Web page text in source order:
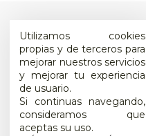
Utilizamos cookies
propias y de terceros para
mejorar nuestros servicios
y mejorar tu experiencia
de usuario.
Si continuas navegando,
consideramos que
aceptas su uso.